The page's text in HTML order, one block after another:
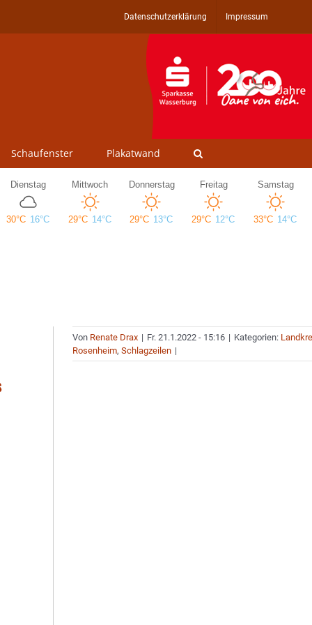
Datenschutzerklärung Impressum
Schaufenster Plakatwand
Von Renate Drax | Fr. 21.1.2022 - 15:16 | Kategorien:
Rosenheim,Schlagzeilen |